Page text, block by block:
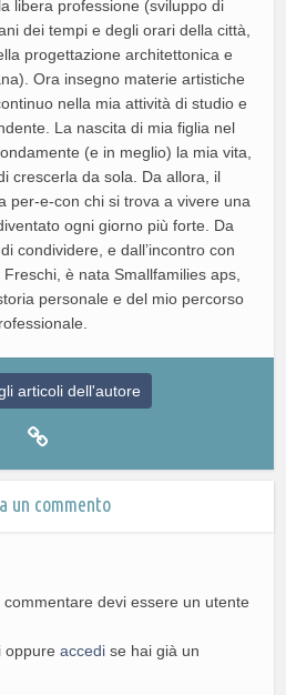
libera professione (sviluppo di
dei tempi e degli orari della città,
progettazione architettonica e
Ora insegno materie artistiche
nella mia attività di studio e
La nascita di mia figlia nel
(e in meglio) la mia vita,
crescerla da sola. Da allora, il
per-e-con chi si trova a vivere una
ogni giorno più forte. Da
condividere, e dall’incontro con
è nata Smallfamilies aps,
personale e del mio percorso
articoli dell'autore
un commento
commentare devi essere un utente
oppureaccedi se hai già un